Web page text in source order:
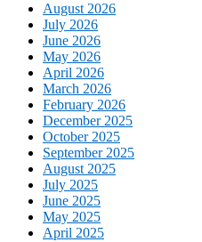
August 2026
July 2026
June 2026
May 2026
April 2026
March 2026
February 2026
December 2025
October 2025
September 2025
August 2025
July 2025
June 2025
May 2025
April 2025